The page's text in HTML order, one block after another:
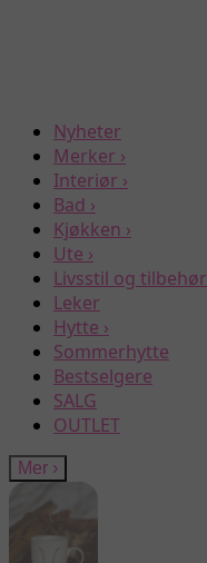
Nyheter
Merker ›
Interiør ›
Bad ›
Kjøkken ›
Ute ›
Livsstil og tilbehør
Leker
Hytte ›
Sommerhytte
Bestselgere
SALG
OUTLET
Mer ›